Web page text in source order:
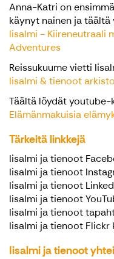
Anna-Katri on
käynyt nainen ja täältä
Iisalmi - Kiireneutraali
Adventures
Reissukuume vietti
Iisalmi & tienoot
Täältä löydät youtube-
Elämänmakuisia
Tärkeitä linkkejä
Iisalmi ja tienoot
Iisalmi ja tienoot
Iisalmi ja tienoot
Iisalmi ja tienoot
Iisalmi ja tienoot
Iisalmi ja tienoot Flickr
Iisalmi ja tienoot